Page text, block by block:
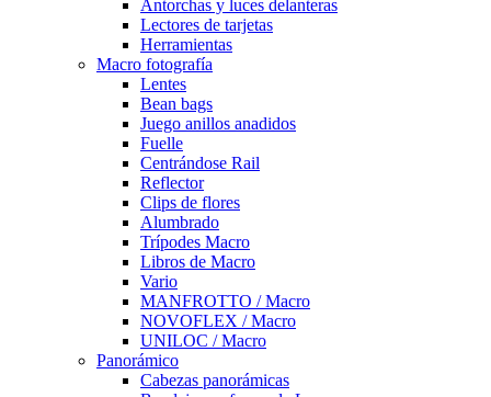
Antorchas y luces delanteras
Lectores de tarjetas
Herramientas
Macro fotografía
Lentes
Bean bags
Juego anillos anadidos
Fuelle
Centrándose Rail
Reflector
Clips de flores
Alumbrado
Trípodes Macro
Libros de Macro
Vario
MANFROTTO / Macro
NOVOFLEX / Macro
UNILOC / Macro
Panorámico
Cabezas panorámicas